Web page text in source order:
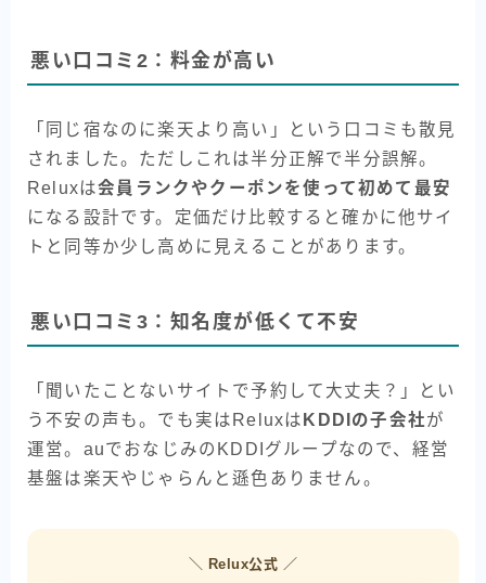
悪い口コミ2：料金が高い
「同じ宿なのに楽天より高い」という口コミも散見
されました。ただしこれは半分正解で半分誤解。
Reluxは会員ランクやクーポンを使って初めて最安
になる設計です。定価だけ比較すると確かに他サイ
トと同等か少し高めに見えることがあります。
悪い口コミ3：知名度が低くて不安
「聞いたことないサイトで予約して大丈夫？」とい
う不安の声も。でも実はReluxは KDDIの子会社が
運営。auでおなじみのKDDIグループなので、経営
基盤は楽天やじゃらんと遜色ありません。
＼ Relux公式 ／